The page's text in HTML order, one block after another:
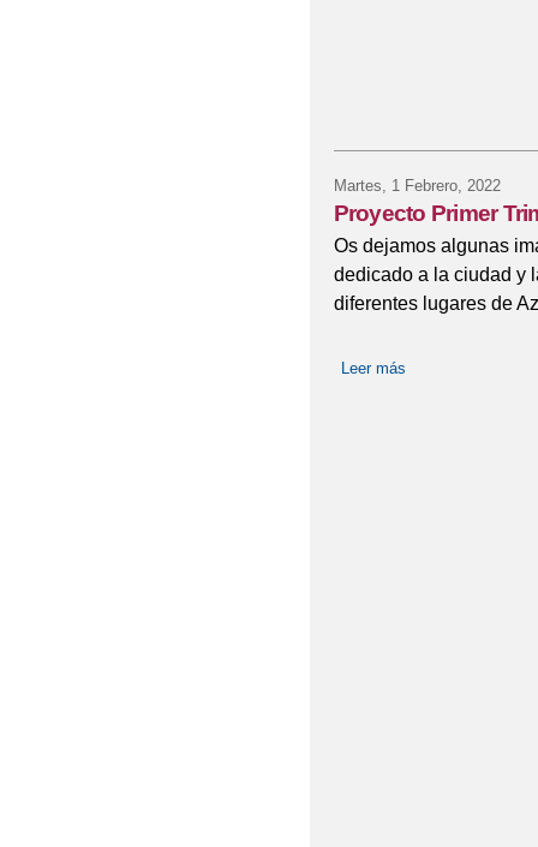
Martes, 1 Febrero, 2022
Proyecto Primer
Os dejamos algunas
dedicado a la ciudad y
diferentes lugares de
Leer más